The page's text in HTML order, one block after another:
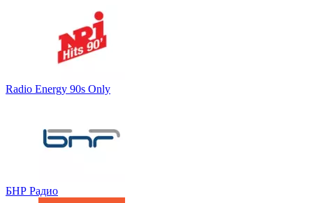
Radio Energy 90s Only
БНР Радио